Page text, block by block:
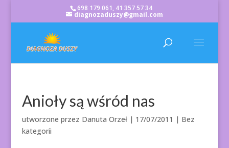
698 179 061, 41 357 57 34
diagnozaduszy@gmail.com
Anioły są wśród nas
utworzone przez Danuta Orzeł| 17/07/2011 | Bez
kategorii